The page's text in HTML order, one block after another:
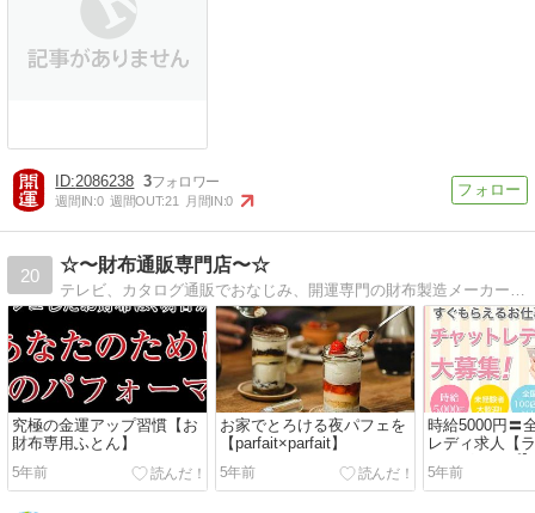
2086238 3
週間IN:0 週間OUT:21 月間IN:0
20
☆〜財布通販専門店〜☆
究極の金運アップ習慣【お
財布専用ふとん】
5年前
お家でとろける夜パフェを
【parfait×parfait】
5年前
時給5000円〓
レディ求人【
ートグループ
宅可
5年前